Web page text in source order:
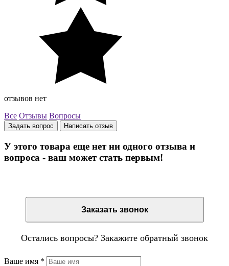
отзывов нет
Все Отзывы Вопросы
Задать вопрос Написать отзыв
У этого товара еще нет ни одного отзыва и
вопроса - ваш может стать первым!
Заказать звонок
Остались вопросы? Закажите обратный звонок
Ваше имя *